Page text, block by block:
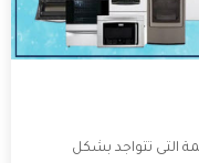
التى تتواجد بشكل